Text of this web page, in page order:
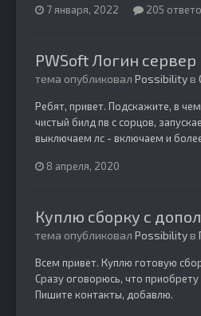
7 января, 2022 205
PWSoft Логин сервер
тема опубликовал Possibilityв
Ребят, привет. Подскажите, в
чистый билд пв с сорцов,
выключаем лс - включаем и
8 апреля, 2020
Куплю сборку с
тема опубликовал Possibilityв
Всем привет. Куплю готовую
Сразу оговорюсь, что приобрету
Пишите контакты, добавлю.